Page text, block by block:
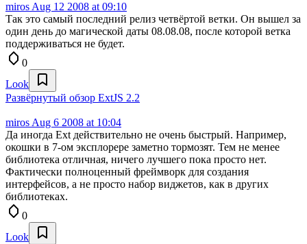
miros Aug 12 2008 at 09:10
Так это самый последний релиз четвёртой ветки. Он вышел за
один день до магической даты 08.08.08, после которой ветка
поддерживаться не будет.
0
Look
Развёрнутый обзор ExtJS 2.2
miros Aug 6 2008 at 10:04
Да иногда Ext действительно не очень быстрый. Например,
окошки в 7-ом эксплорере заметно тормозят. Тем не менее
библиотека отличная, ничего лучшего пока просто нет.
Фактически полноценный фреймворк для создания
интерфейсов, а не просто набор виджетов, как в других
библиотеках.
0
Look